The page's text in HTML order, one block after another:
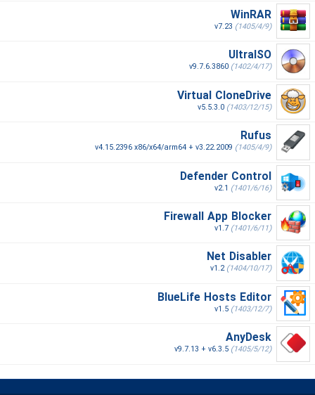
WinRAR
v7.23 (1405/4/9)
UltraISO
v9.7.6.3860 (1402/4/17)
Virtual CloneDrive
v5.5.3.0 (1403/12/15)
Rufus
v4.15.2396 x86/x64/arm64 + v3.22.2009 (1405/4/9)
Defender Control
v2.1 (1401/6/16)
Firewall App Blocker
v1.7 (1401/6/11)
Net Disabler
v1.2(1404/10/17)
BlueLife Hosts Editor
v1.5 (1403/12/7)
AnyDesk
v9.7.13 + v6.3.5 (1405/5/12)